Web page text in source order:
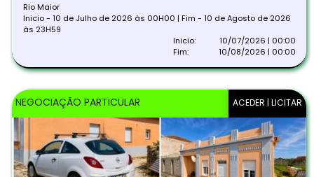
Rio Maior
Inicio - 10 de Julho de 2026 às 00H00 | Fim - 10 de Agosto de 2026
às 23H59
Inicio:
10/07/2026 | 00:00
Fim:
10/08/2026 | 00:00
ACEDER | LICITAR
NEGOCIAÇÃO PARTICULAR